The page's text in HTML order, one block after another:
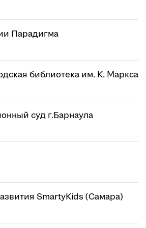
Парадигма
библиотека им. К. Маркса
суд г.Барнаула
SmartyKids (Самара)